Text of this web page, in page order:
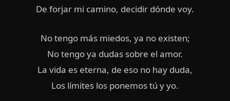
De forjar mi camino, decidir dónde voy.
No tengo más miedos, ya no existen;
No tengo ya dudas sobre el amor.
La vida es eterna, de eso no hay duda,
Los límites los ponemos tú y yo.